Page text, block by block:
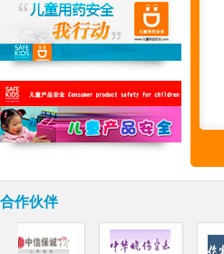
合作伙伴